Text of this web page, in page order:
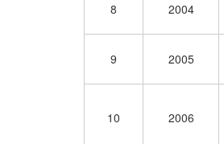
8 2004
9 2005
10 2006